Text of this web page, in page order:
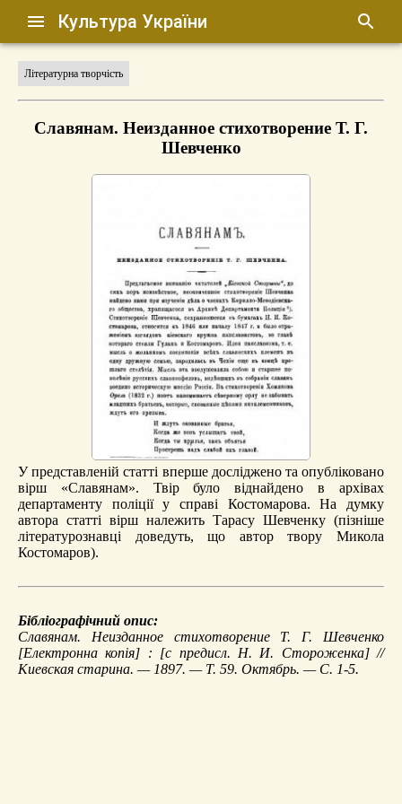
Культура України
Літературна творчість
Славянам. Неизданное стихотворение Т. Г.
Шевченко
У представленій статті вперше досліджено та опубліковано
вірш «Славянам». Твір було віднайдено в архівах
департаменту поліції у справі Костомарова. На думку
автора статті вірш належить Тарасу Шевченку (пізніше
літературознавці доведуть, що автор твору Микола
Костомаров).
Бібліографічний опис:
Славянам. Неизданное стихотворение Т. Г. Шевченко
[Електронна копія] : [с предисл. Н. И. Стороженка] //
Киевская старина. — 1897. — Т. 59. Октябрь. — С. 1-5.